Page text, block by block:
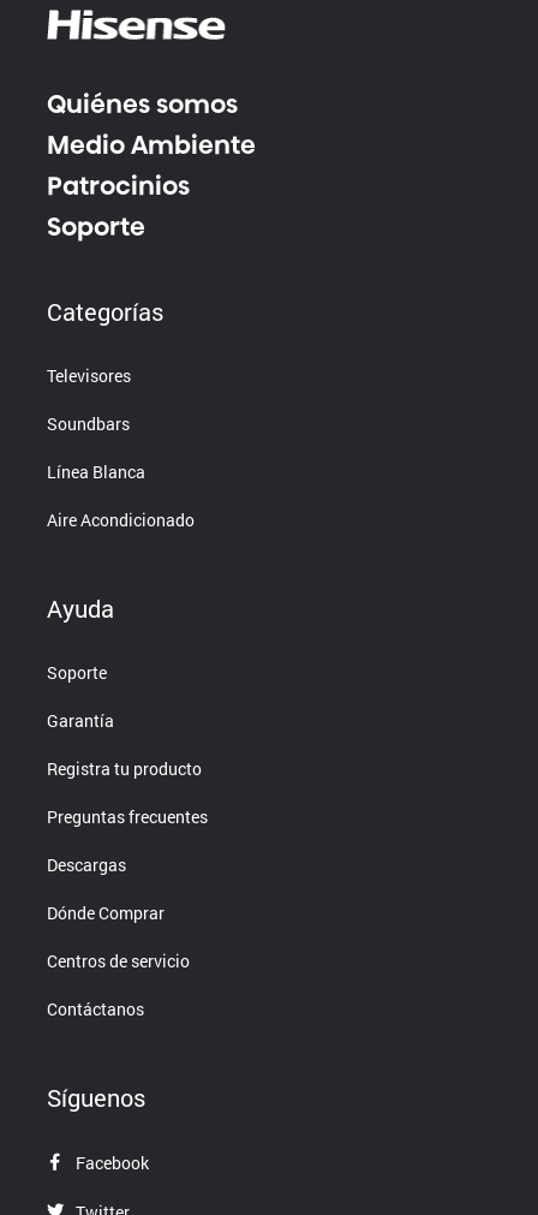
Quiénes somos
Medio Ambiente
Patrocinios
Soporte
Categorías
Televisores
Soundbars
Línea Blanca
Aire Acondicionado
Ayuda
Soporte
Garantía
Registra tu producto
Preguntas frecuentes
Descargas
Dónde Comprar
Centros de servicio
Contáctanos
Síguenos
Facebook